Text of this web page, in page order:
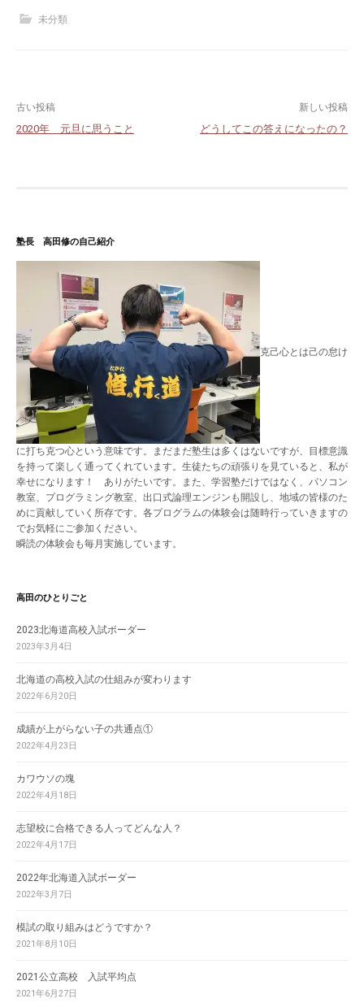
未分類
投
稿
ー
ン
古い投稿
2020年 元旦に思うこと
新しい投稿
どうしてこの答えになったの？
塾長 高田修の自己紹介
克己心とは己の怠け
に打ち克つ心という意味です。まだまだ塾生は多くはないですが、目標意識
を持って楽しく通ってくれています。生徒たちの頑張りを見ていると、私が
幸せになります！ ありがたいです。また、学習塾だけではなく、パソコン
教室、プログラミング教室、出口式論理エンジンも開設し、地域の皆様のた
めに貢献していく所存です。各プログラムの体験会は随時行っていきますの
でお気軽にご参加ください。
瞬読の体験会も毎月実施しています。
高田のひとりごと
2023北海道高校入試ボーダー
2023年3月4日
北海道の高校入試の仕組みが変わります
2022年6月20日
成績が上がらない子の共通点①
2022年4月23日
カワウソの塊
2022年4月18日
志望校に合格できる人ってどんな人？
2022年4月17日
2022年北海道入試ボーダー
2022年3月7日
模試の取り組みはどうですか？
2021年8月10日
2021公立高校 入試平均点
2021年6月27日